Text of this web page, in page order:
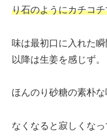
り石のようにカチコ
味は最初口に入れた
以降は生姜を感じず。
ほんのり砂糖の素朴な
なくなると寂しくな